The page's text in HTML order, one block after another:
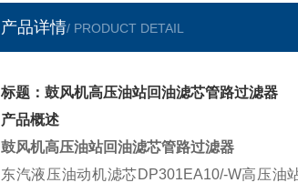
产品详情/ PRODUCT DETAIL
标题：鼓风机高压油站回油滤芯管路过滤器
产品概述
鼓风机高压油站回油滤芯管路过滤器
东汽液压油动机滤芯DP301EA10/-W高压油